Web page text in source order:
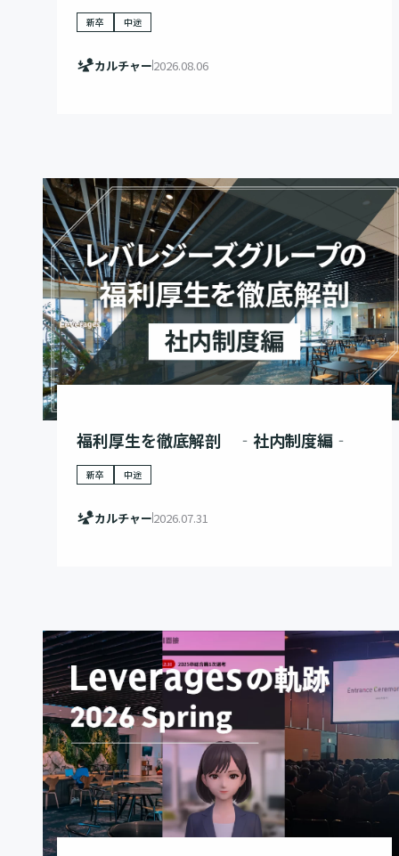
新卒 中途
カルチャー2026.08.06
福利厚生を徹底解剖 ‐社内制度編‐
新卒 中途
カルチャー2026.07.31